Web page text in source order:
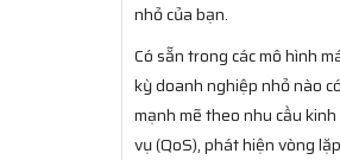
nhỏ của bạn.
Có sẵn trong các mô hình
kỳ doanh nghiệp nhỏ nào
mạnh mẽ theo nhu cầu
vụ (QoS), phát hiện vòng